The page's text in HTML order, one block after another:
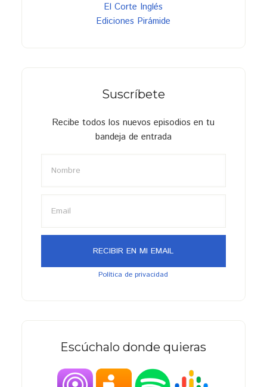
El Corte Inglés
Ediciones Pirámide
Suscríbete
Recibe todos los nuevos episodios en tu
bandeja de entrada
Política de privacidad
Escúchalo donde quieras